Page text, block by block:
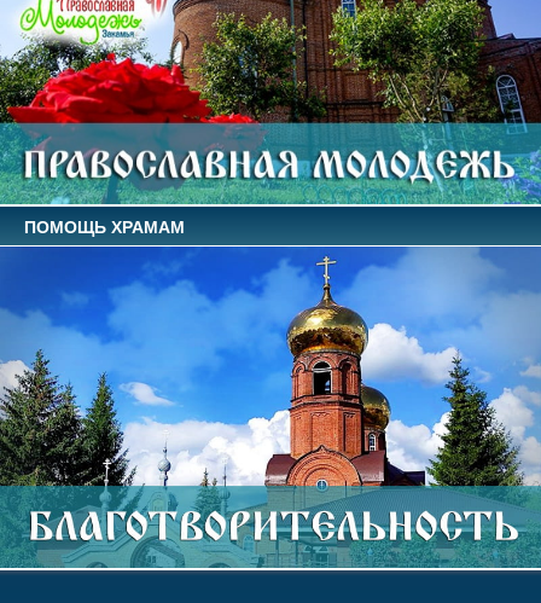
ПОМОЩЬ ХРАМАМ